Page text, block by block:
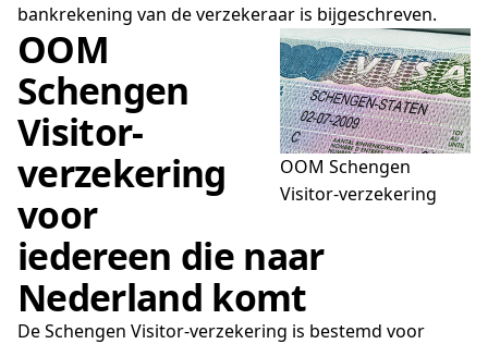
bankrekening van de verzekeraar is bijgeschreven.
OOM Schengen
Visitor-verzekering
OOM
Schengen
Visitor-
verzekering
voor
iedereen die naar
Nederland komt
De Schengen Visitor-verzekering is bestemd voor